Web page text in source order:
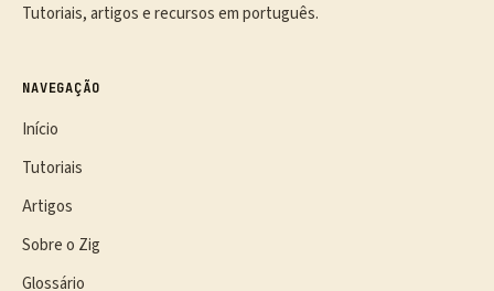
Tutoriais, artigos e recursos em português.
NAVEGAÇÃO
Início
Tutoriais
Artigos
Sobre o Zig
Glossário